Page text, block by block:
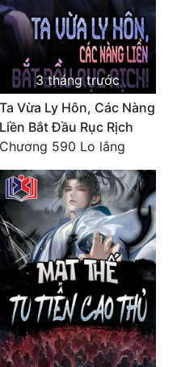
3 tháng trước
Ta Vừa Ly Hôn, Các Nàng
Liền Bắt Đầu Rục Rịch
Chương 590 Lo lắng